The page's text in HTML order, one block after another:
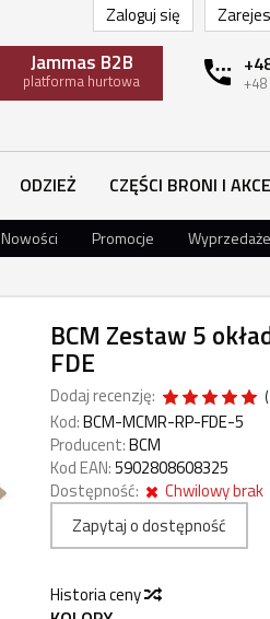
Zaloguj się
Jammas B2B
platforma hurtowa
ODZIEŻ CZĘŚCI BRONI I
Nowości Promocje Wyprzedaże
BCM Zestaw 5
FDE
Dodaj recenzję: (
Kod:BCM-MCMR-RP-FDE-5
Producent:BCM
Kod EAN:5902808608325
Dostępność:
Chwilowy brak
Zapytaj o dostępność
Historia ceny